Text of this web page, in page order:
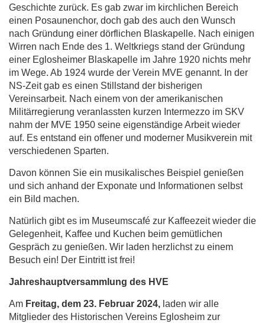
Geschichte zurück. Es gab zwar im kirchlichen Bereich
einen Posaunenchor, doch gab des auch den Wunsch
nach Gründung einer dörflichen Blaskapelle. Nach einigen
Wirren nach Ende des 1. Weltkriegs stand der Gründung
einer Eglosheimer Blaskapelle im Jahre 1920 nichts mehr
im Wege. Ab 1924 wurde der Verein MVE genannt. In der
NS-Zeit gab es einen Stillstand der bisherigen
Vereinsarbeit. Nach einem von der amerikanischen
Militärregierung veranlassten kurzen Intermezzo im SKV
nahm der MVE 1950 seine eigenständige Arbeit wieder
auf. Es entstand ein offener und moderner Musikverein mit
verschiedenen Sparten.
Davon können Sie ein musikalisches Beispiel genießen
und sich anhand der Exponate und Informationen selbst
ein Bild machen.
Natürlich gibt es im Museumscafé zur Kaffeezeit wieder die
Gelegenheit, Kaffee und Kuchen beim gemütlichen
Gespräch zu genießen. Wir laden herzlichst zu einem
Besuch ein! Der Eintritt ist frei!
Jahreshauptversammlung des HVE
Am Freitag, dem 23. Februar 2024, laden wir alle
Mitglieder des Historischen Vereins Eglosheim zur